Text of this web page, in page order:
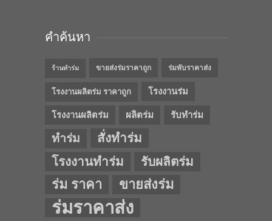
คำค้นหา
ร้านทำร่ม ขายส่งร่มราคาถูก ร่มพับราคาส่ง
โรงงานผลิตร่ม ราคาถูก โรงงานร่ม
โรงงานผลิตร่ม ผลิตร่ม รับทำร่ม
ทำร่ม
สั่งทำร่ม
โรงงานทำร่ม
รับผลิตร่ม
ร่ม ราคา ขายส่งร่ม
ร่มราคาส่ง